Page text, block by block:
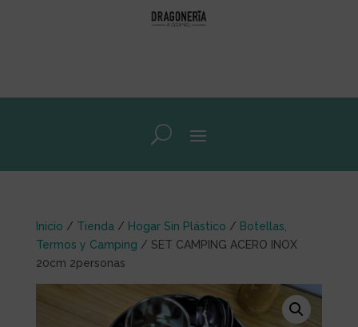
Inicio / Tienda / Hogar Sin Plástico / Botellas,
Termos y Camping / SET CAMPING ACERO INOX
20cm 2personas